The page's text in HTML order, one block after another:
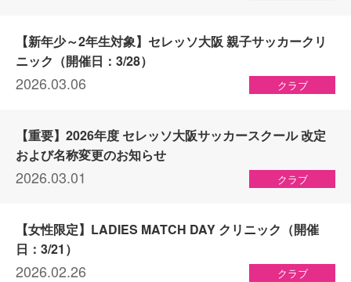
2026.03.06 クラブ
【新年少～2年生対象】セレッソ大阪 親子サッカークリ
ニック（開催日：3/28）
2026.03.01 クラブ
【重要】2026年度 セレッソ大阪サッカースクール 改定
および名称変更のお知らせ
2026.02.26 クラブ
【女性限定】LADIES MATCH DAY クリニック（開催
日：3/21）